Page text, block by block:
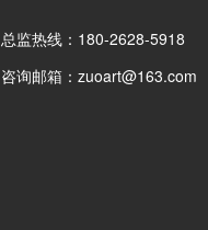
总监热线：180-2628-5918
咨询邮箱：zuoart@163.com